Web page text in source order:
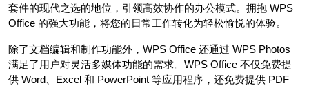
套件的现代之选的地位，引领高效协作的办公模式。拥抱 WPS
Office 的强大功能，将您的日常工作转化为轻松愉悦的体验。
除了文档编辑和制作功能外，WPS Office 还通过 WPS Photos
满足了用户对灵活多媒体功能的需求。WPS Office 不仅免费提
供 Word、Excel 和 PowerPoint 等应用程序，还免费提供 PDF